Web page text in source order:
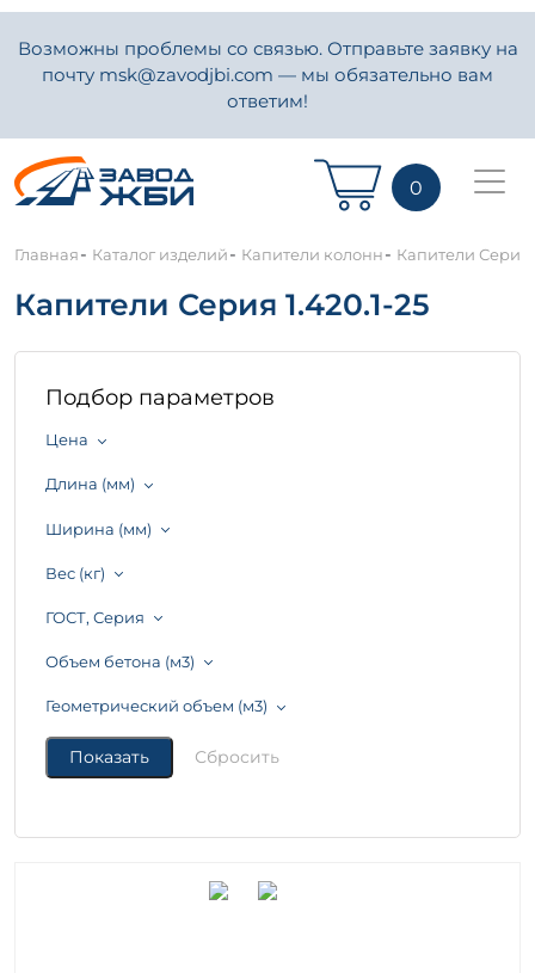
Возможны проблемы со связью. Отправьте заявку на
почту msk@zavodjbi.com — мы обязательно вам
ответим!
0
Главная- Каталог изделий- Капители колонн- Капители Серия
Капители Серия 1.420.1-25
Подбор параметров
Цена
Длина (мм)
Ширина (мм)
Вес (кг)
ГОСТ, Серия
Объем бетона (м3)
Геометрический объем (м3)